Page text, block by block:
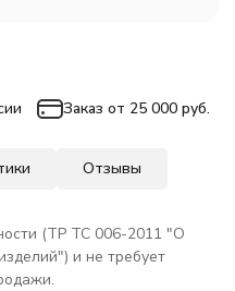
Заказ от 25 000 руб.
Отзывы
(ТР ТС 006-2011 "О
и не требует